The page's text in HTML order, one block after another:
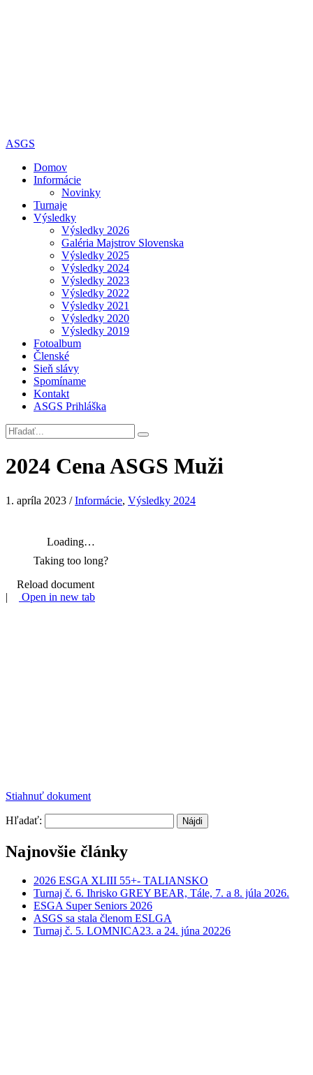
ASGS
Domov
Informácie
Novinky
Turnaje
Výsledky
Výsledky 2026
Galéria Majstrov Slovenska
Výsledky 2025
Výsledky 2024
Výsledky 2023
Výsledky 2022
Výsledky 2021
Výsledky 2020
Výsledky 2019
Fotoalbum
Členské
Sieň slávy
Spomíname
Kontakt
ASGS Prihláška
2024 Cena ASGS Muži
1. apríla 2023 /Informácie, Výsledky 2024
Loading…
Taking too long?
Reload document
|
Open in new tab
Stiahnuť dokument
Hľadať:
Najnovšie články
2026 ESGA XLIII 55+- TALIANSKO
Turnaj č. 6. Ihrisko GREY BEAR, Tále, 7. a 8. júla 2026.
ESGA Super Seniors 2026
ASGS sa stala členom ESLGA
Turnaj č. 5. LOMNICA23. a 24. júna 20226